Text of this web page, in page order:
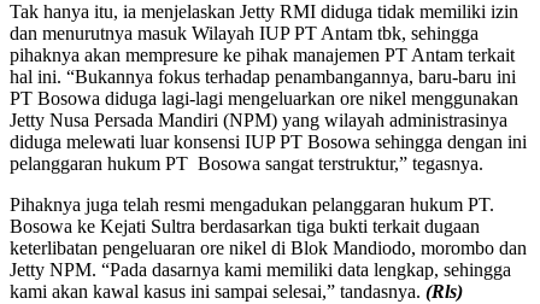
Tak hanya itu, ia menjelaskan Jetty RMI diduga tidak memiliki izin
dan menurutnya masuk Wilayah IUP PT Antam tbk, sehingga
pihaknya akan mempresure ke pihak manajemen PT Antam terkait
hal ini. “Bukannya fokus terhadap penambangannya, baru-baru ini
PT Bosowa diduga lagi-lagi mengeluarkan ore nikel menggunakan
Jetty Nusa Persada Mandiri (NPM) yang wilayah administrasinya
diduga melewati luar konsensi IUP PT Bosowa sehingga dengan ini
pelanggaran hukum PT Bosowa sangat terstruktur,” tegasnya.
Pihaknya juga telah resmi mengadukan pelanggaran hukum PT.
Bosowa ke Kejati Sultra berdasarkan tiga bukti terkait dugaan
keterlibatan pengeluaran ore nikel di Blok Mandiodo, morombo dan
Jetty NPM. “Pada dasarnya kami memiliki data lengkap, sehingga
kami akan kawal kasus ini sampai selesai,” tandasnya. (Rls)